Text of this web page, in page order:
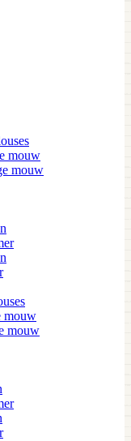
mouw
mouw
mouw
mouw